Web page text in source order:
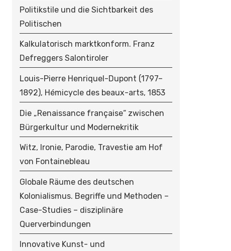
Politikstile und die Sichtbarkeit des
Politischen
Kalkulatorisch marktkonform. Franz
Defreggers Salontiroler
Louis-Pierre Henriquel-Dupont (1797–
1892), Hémicycle des beaux-arts, 1853
Die „Renaissance française“ zwischen
Bürgerkultur und Modernekritik
Witz, Ironie, Parodie, Travestie am Hof
von Fontainebleau
Globale Räume des deutschen
Kolonialismus. Begriffe und Methoden –
Case-Studies – disziplinäre
Querverbindungen
Innovative Kunst- und